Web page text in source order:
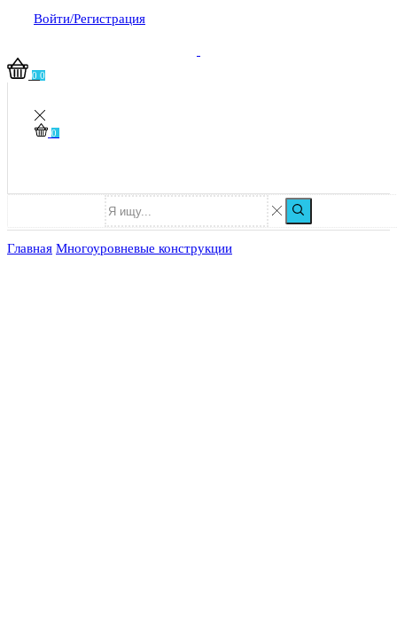
Войти/Регистрация
0 0
0
Главная Многоуровневые конструкции